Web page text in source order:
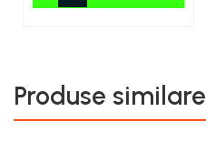
Produse similare